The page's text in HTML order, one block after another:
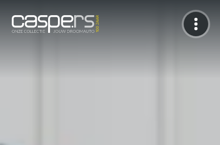
De Caspers Collectie